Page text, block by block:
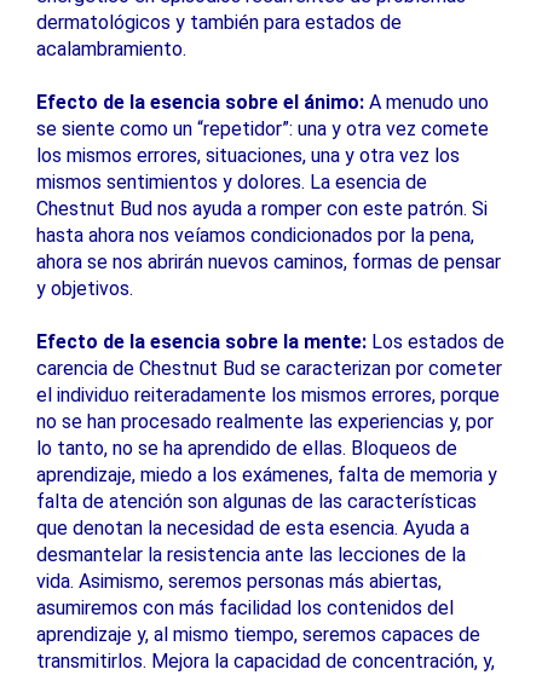
dermatológicos y también para estados de
acalambramiento.
Efecto de la esencia sobre el ánimo: A menudo uno
se siente como un “repetidor”: una y otra vez comete
los mismos errores, situaciones, una y otra vez los
mismos sentimientos y dolores. La esencia de
Chestnut Bud nos ayuda a romper con este patrón. Si
hasta ahora nos veíamos condicionados por la pena,
ahora se nos abrirán nuevos caminos, formas de pensar
y objetivos.
Efecto de la esencia sobre la mente: Los estados de
carencia de Chestnut Bud se caracterizan por cometer
el individuo reiteradamente los mismos errores, porque
no se han procesado realmente las experiencias y, por
lo tanto, no se ha aprendido de ellas. Bloqueos de
aprendizaje, miedo a los exámenes, falta de memoria y
falta de atención son algunas de las características
que denotan la necesidad de esta esencia. Ayuda a
desmantelar la resistencia ante las lecciones de la
vida. Asimismo, seremos personas más abiertas,
asumiremos con más facilidad los contenidos del
aprendizaje y, al mismo tiempo, seremos capaces de
transmitirlos. Mejora la capacidad de concentración, y,